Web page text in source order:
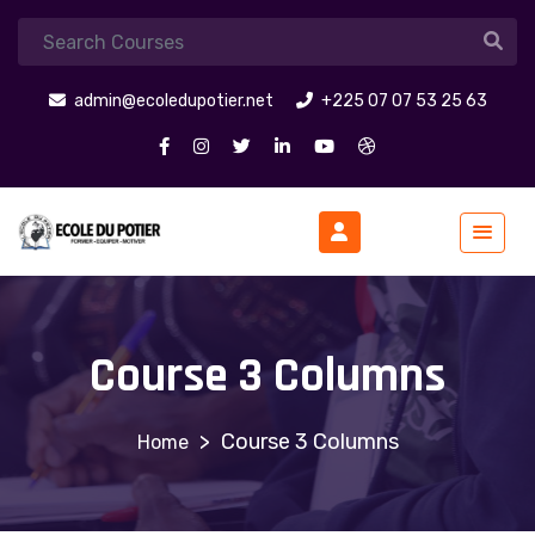
admin@ecoledupotier.net +225 07 07 53 25 63
Course 3 Columns
> Course 3 Columns